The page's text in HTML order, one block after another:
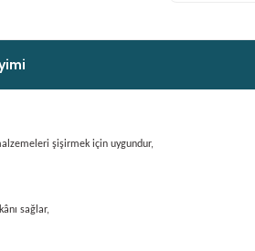
şişirmek için uygundur,
sağlar,